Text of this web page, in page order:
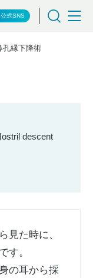
公式SNS
孔縁下降術
descent
見た時に、
す。
の耳から採